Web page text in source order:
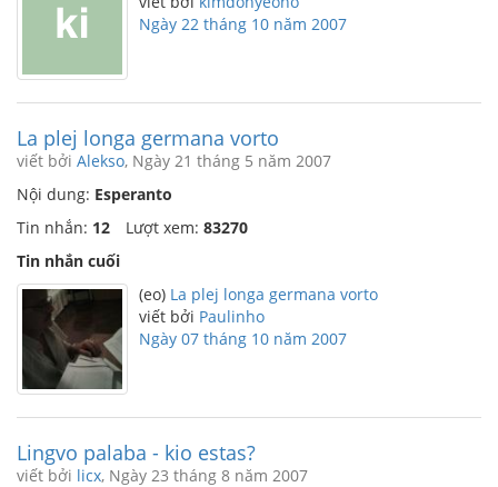
Ngày 22 tháng 10 năm 2007
La plej longa germana vorto
viết bởi Alekso, Ngày 21 tháng 5 năm 2007
Nội dung: Esperanto
Tin nhắn: 12 Lượt xem: 83270
Tin nhắn cuối
(eo) La plej longa germana vorto
viết bởi Paulinho
Ngày 07 tháng 10 năm 2007
Lingvo palaba - kio estas?
viết bởi licx, Ngày 23 tháng 8 năm 2007